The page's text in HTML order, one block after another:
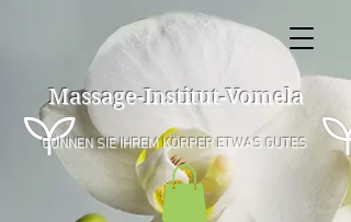
Massage-Institut-Vomela
GÖNNEN SIE IHREM KÖRPER ETWAS GUTES